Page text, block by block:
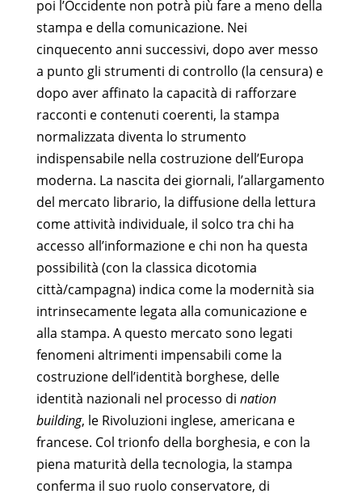
poi l’Occidente non potrà più fare a meno della
stampa e della comunicazione. Nei
cinquecento anni successivi, dopo aver messo
a punto gli strumenti di controllo (la censura) e
dopo aver affinato la capacità di rafforzare
racconti e contenuti coerenti, la stampa
normalizzata diventa lo strumento
indispensabile nella costruzione dell’Europa
moderna. La nascita dei giornali, l’allargamento
del mercato librario, la diffusione della lettura
come attività individuale, il solco tra chi ha
accesso all’informazione e chi non ha questa
possibilità (con la classica dicotomia
città/campagna) indica come la modernità sia
intrinsecamente legata alla comunicazione e
alla stampa. A questo mercato sono legati
fenomeni altrimenti impensabili come la
costruzione dell’identità borghese, delle
identità nazionali nel processo di nation
building, le Rivoluzioni inglese, americana e
francese. Col trionfo della borghesia, e con la
piena maturità della tecnologia, la stampa
conferma il suo ruolo conservatore, di